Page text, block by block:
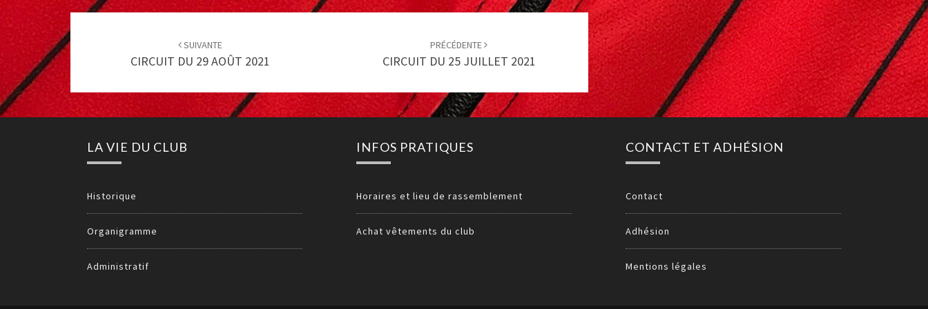
Post
navigation
SUIVANTE
CIRCUIT DU 29 AOÛT 2021
PRÉCÉDENTE
CIRCUIT DU 25 JUILLET 2021
LA VIE DU CLUB
Historique
Organigramme
Administratif
INFOS PRATIQUES
Horaires et lieu de rassemblement
Achat vêtements du club
CONTACT ET ADHÉSION
Contact
Adhésion
Mentions légales